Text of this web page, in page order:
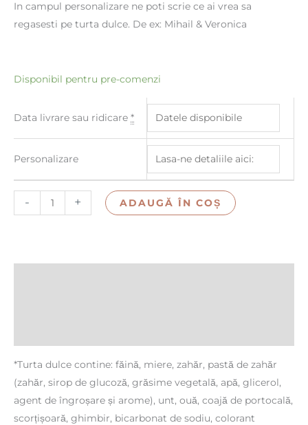
In campul personalizare ne poti scrie ce ai vrea sa
regasesti pe turta dulce. De ex: Mihail & Veronica
Disponibil pentru pre-comenzi
Data livrare sau ridicare *
Personalizare
- + ADAUGĂ ÎN COȘ
*Turta dulce contine: făină, miere, zahăr, pastă de zahăr
(zahăr, sirop de glucoză, grăsime vegetală, apă, glicerol,
agent de îngroșare și arome), unt, ouă, coajă de portocală,
scorțișoară, ghimbir, bicarbonat de sodiu, colorant